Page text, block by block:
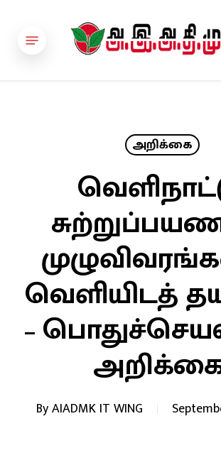
Menu
அறிக்கை
வெளியிடத்
–
ByAIADMK IT WING